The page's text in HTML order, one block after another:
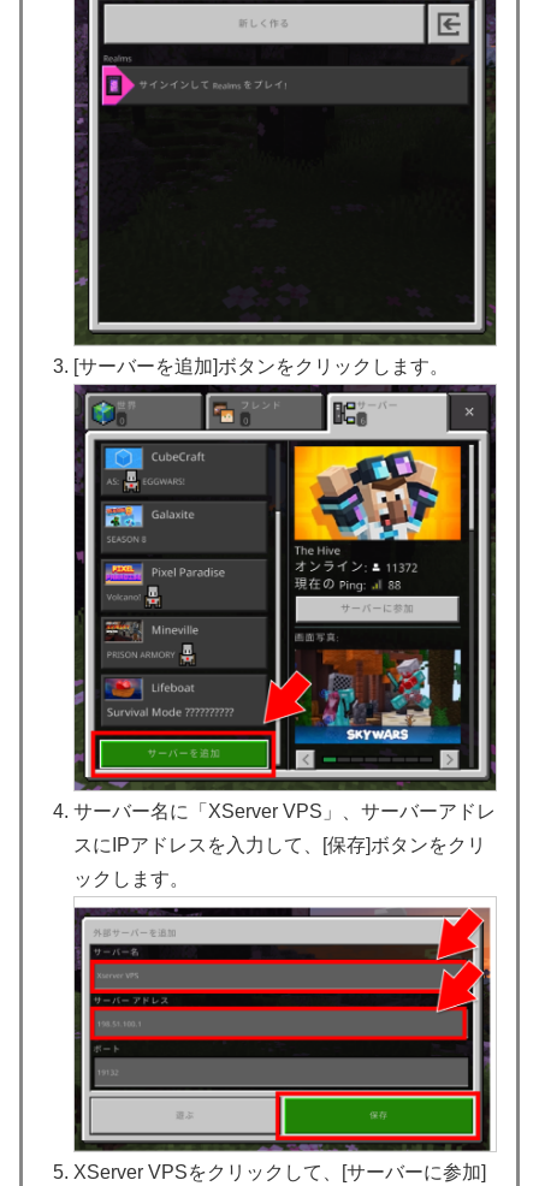
[サーバーを追加]ボタンをクリックします。
サーバー名に「XServer VPS」、サーバーアドレ
スにIPアドレスを入力して、[保存]ボタンをクリ
ックします。
XServer VPSをクリックして、[サーバーに参加]